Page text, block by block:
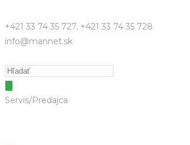
+421 33 74 35 727, +421 33 74 35 728
info@mannet.sk
Servis/Predajca